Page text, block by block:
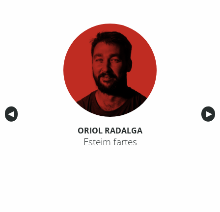
Anterior
◀︎ ▶︎
ORIOL RADALGA
Esteim fartes